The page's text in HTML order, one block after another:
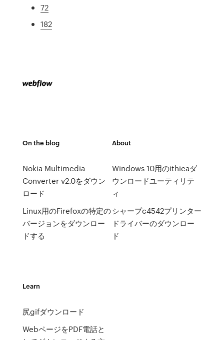
72
182
On the blog
Nokia Multimedia
Converter v2.0をダウン
ロード
Linux用のFirefoxの特定の
バージョンをダウンロー
ドする
About
Windows 10用のithicaダ
ウンロードユーティリテ
ィ
シャープc4542プリンター
ドライバーのダウンロー
ド
Learn
尻gifダウンロード
WebページをPDF電話と